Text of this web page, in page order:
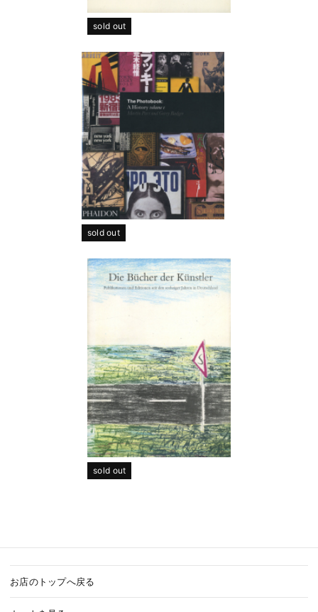
sold out
sold out
sold out
お店のトップへ戻る